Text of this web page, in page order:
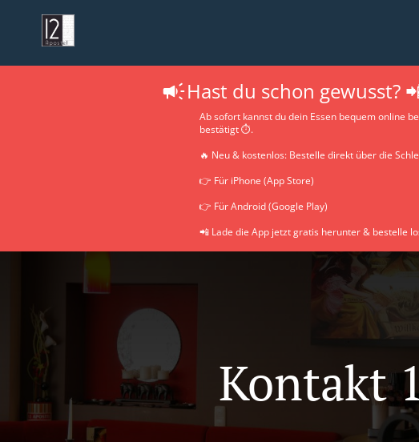
Hast du schon gewusst?
Ab sofort kannst du dein Essen bequem online
bestätigt ⏱️.
🔥 Neu & kostenlos: Bestelle direkt über die
👉 Für iPhone (App Store)
👉 Für Android (Google Play)
📲 Lade die App jetzt gratis herunter & bestelle
Kontakt